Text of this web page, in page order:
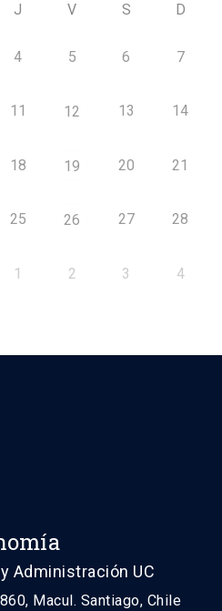
J V S D
4 5 6 7
11 12 13 14
18 19 20 21
25 26 27 28
1 2 3 4
Administración UC
Macul. Santiago, Chile